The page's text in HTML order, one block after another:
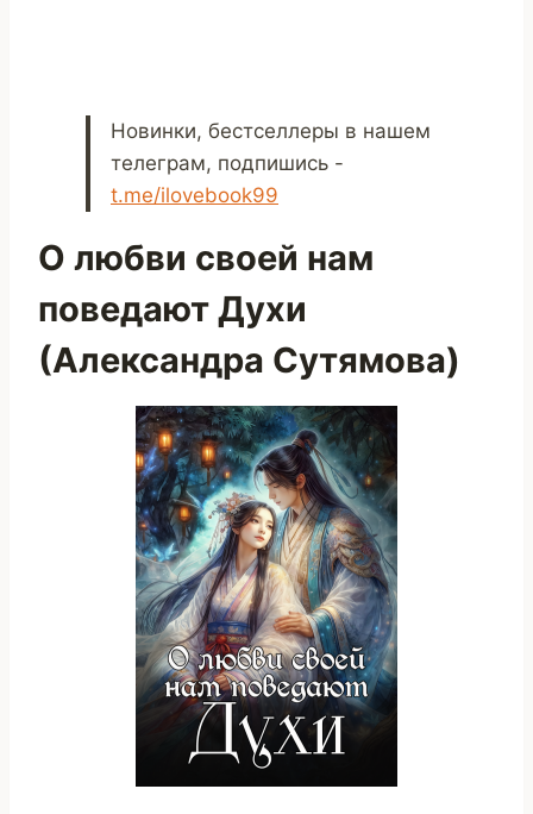
Новинки, бестселлеры в нашем
телеграм, подпишись -
t.me/ilovebook99
О любви своей нам
поведают Духи
(Александра Сутямова)